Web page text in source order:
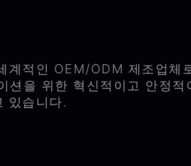
계적인 OEM/ODM 제조업체
션을 위한 혁신적이고 안정적
있습니다.